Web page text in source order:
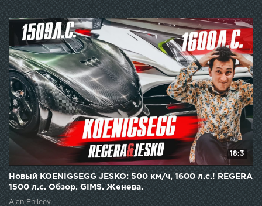
18:3
Новый KOENIGSEGG JESKO: 500 км/ч, 1600 л.с.! REGERA
1500 л.с. Обзор. GIMS. Женева.
Alan Enileev